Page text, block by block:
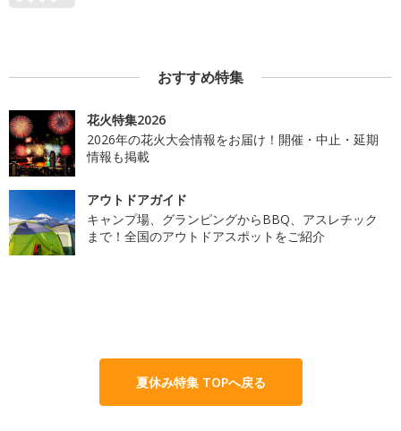
おすすめ特集
花火特集2026
2026年の花火大会情報をお届け！開催・中止・延期
情報も掲載
アウトドアガイド
キャンプ場、グランピングからBBQ、アスレチック
まで！全国のアウトドアスポットをご紹介
夏休み特集 TOPへ戻る